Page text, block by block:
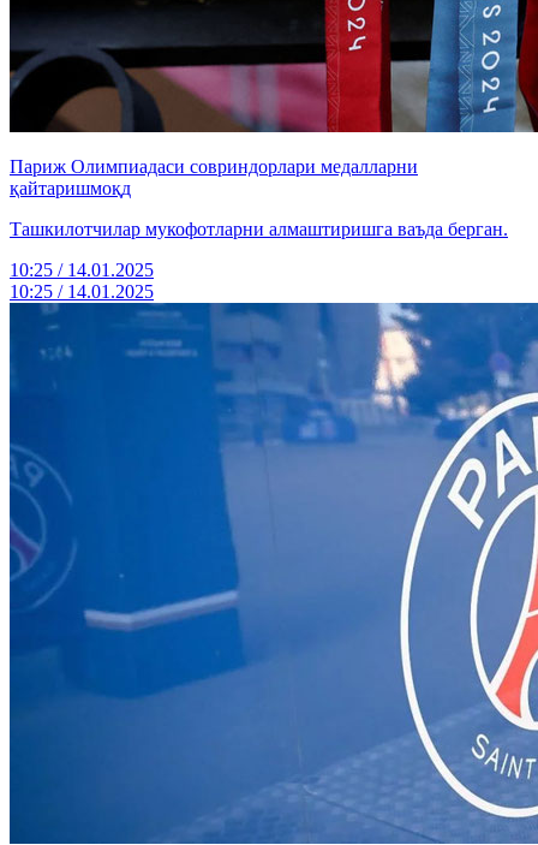
Париж Олимпиадаси совриндорлари медалларни
қайтаришмоқд
Ташкилотчилар мукофотларни алмаштиришга ваъда берган.
10:25 / 14.01.2025
10:25 / 14.01.2025